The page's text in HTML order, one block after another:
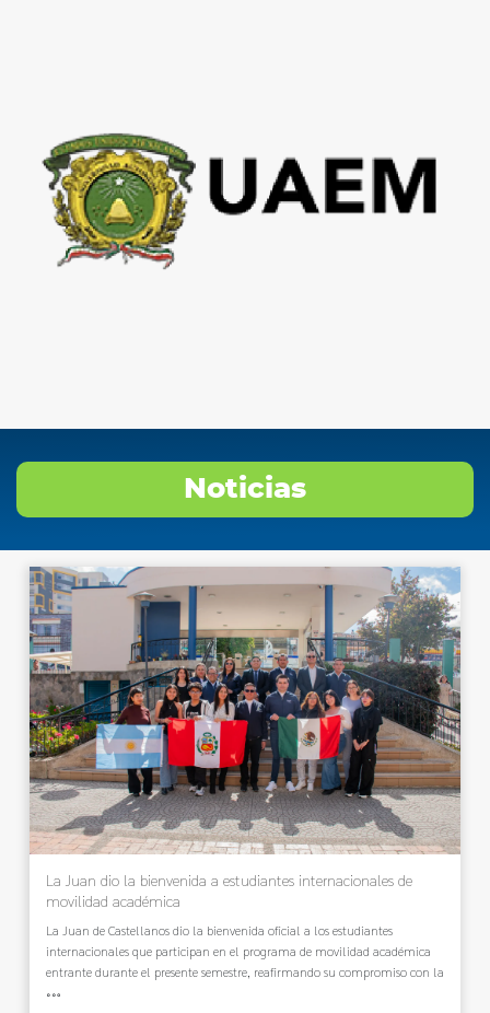
Noticias
La Juan dio la bienvenida a estudiantes internacionales de
movilidad académica
La Juan de Castellanos dio la bienvenida oficial a los estudiantes
internacionales que participan en el programa de movilidad académica
entrante durante el presente semestre, reafirmando su compromiso con la